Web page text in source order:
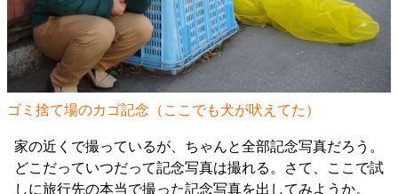
ゴミ捨て場のカゴ記念（ここでも犬が吠えてた）
家の近くで撮っているが、ちゃんと全部記念写真だろう。
どこだっていつだって記念写真は撮れる。さて、ここで試
しに旅行先の本当で撮った記念写真を出してみようか。